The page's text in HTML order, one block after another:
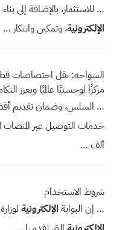
… للاستثمار، بالإضافة إلى بناء
الإلكترونية، وتمكين وابتكار …
السواحه: نقل اختصاصات
مركزًا لوجستيًا عالميًا ويعزز
… السلس، وضمان تقديم
خدمات التوصيل عبر المنصات
ألف …
شروط الاستخدام
… إن البوابة الإلكترونية